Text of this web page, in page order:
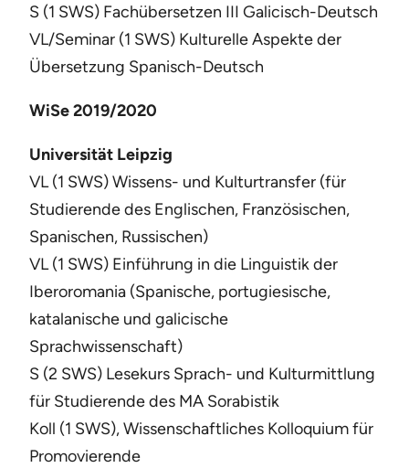
S (1 SWS) Fachübersetzen III Galicisch-Deutsch
VL/Seminar (1 SWS) Kulturelle Aspekte der
Übersetzung Spanisch-Deutsch
WiSe 2019/2020
Universität Leipzig
VL (1 SWS) Wissens- und Kulturtransfer (für
Studierende des Englischen, Französischen,
Spanischen, Russischen)
VL (1 SWS) Einführung in die Linguistik der
Iberoromania (Spanische, portugiesische,
katalanische und galicische
Sprachwissenschaft)
S (2 SWS) Lesekurs Sprach- und Kulturmittlung
für Studierende des MA Sorabistik
Koll (1 SWS), Wissenschaftliches Kolloquium für
Promovierende